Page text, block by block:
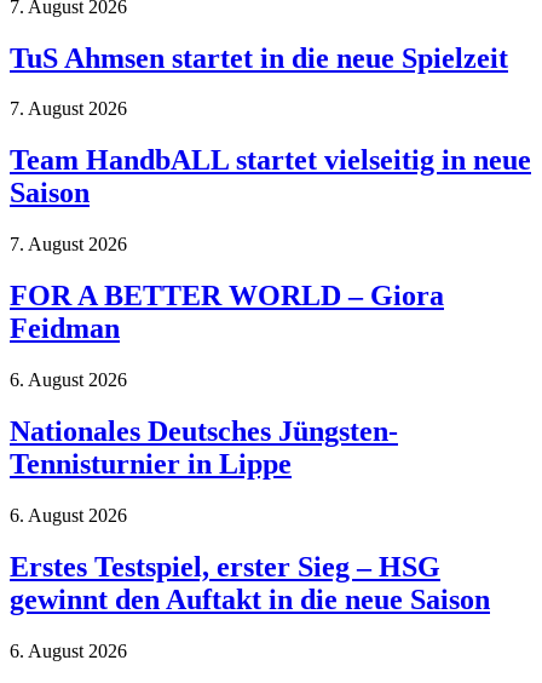
7. August 2026
TuS Ahmsen startet in die neue Spielzeit
7. August 2026
Team HandbALL startet vielseitig in neue
Saison
7. August 2026
FOR A BETTER WORLD – Giora
Feidman
6. August 2026
Nationales Deutsches Jüngsten-
Tennisturnier in Lippe
6. August 2026
Erstes Testspiel, erster Sieg – HSG
gewinnt den Auftakt in die neue Saison
6. August 2026